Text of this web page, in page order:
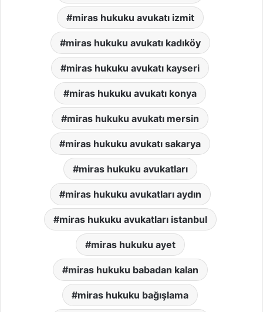
miras hukuku avukatı izmit
miras hukuku avukatı kadıköy
miras hukuku avukatı kayseri
miras hukuku avukatı konya
miras hukuku avukatı mersin
miras hukuku avukatı sakarya
miras hukuku avukatları
miras hukuku avukatları aydın
miras hukuku avukatları istanbul
miras hukuku ayet
miras hukuku babadan kalan
miras hukuku bağışlama